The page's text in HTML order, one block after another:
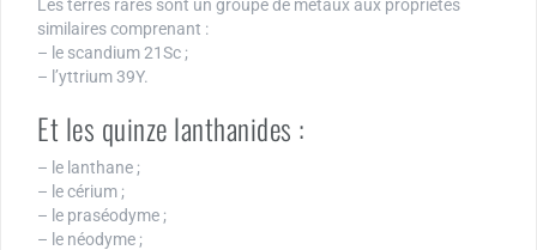
Les terres rares sont un groupe de métaux aux propriétés
similaires comprenant :
– le scandium 21Sc ;
– l’yttrium 39Y.
Et les quinze lanthanides :
– le lanthane ;
– le cérium ;
– le praséodyme ;
– le néodyme ;